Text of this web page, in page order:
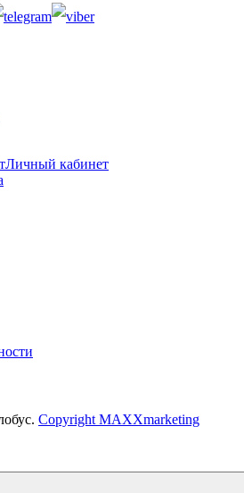
Личный кабинет
Copyright MAXXmarketing